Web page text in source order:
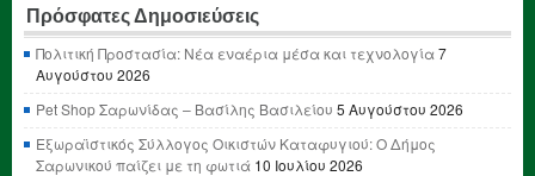
Πρόσφατες Δημοσιεύσεις
Πολιτική Προστασία: Νέα εναέρια μέσα και τεχνολογία7
Αυγούστου 2026
Pet Shop Σαρωνίδας – Βασίλης Βασιλείου 5 Αυγούστου 2026
Εξωραϊστικός Σύλλογος Οικιστών Καταφυγιού: Ο Δήμος
Σαρωνικού παίζει με τη φωτιά 10 Ιουλίου 2026